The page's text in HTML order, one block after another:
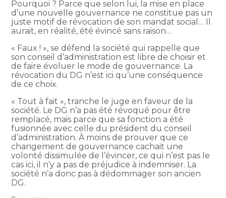
Pourquoi ? Parce que selon lui, la mise en place
d’une nouvelle gouvernance ne constitue pas un
juste motif de révocation de son mandat social… Il
aurait, en réalité, été évincé sans raison…
« Faux ! », se défend la société qui rappelle que
son conseil d’administration est libre de choisir et
de faire évoluer le mode de gouvernance. La
révocation du DG n’est ici qu’une conséquence
de ce choix.
« Tout à fait », tranche le juge en faveur de la
société. Le DG n’a pas été révoqué pour être
remplacé, mais parce que sa fonction a été
fusionnée avec celle du président du conseil
d’administration. À moins de prouver que ce
changement de gouvernance cachait une
volonté dissimulée de l’évincer, ce qui n’est pas le
cas ici, il n’y a pas de préjudice à indemniser. La
société n’a donc pas à dédommager son ancien
DG.